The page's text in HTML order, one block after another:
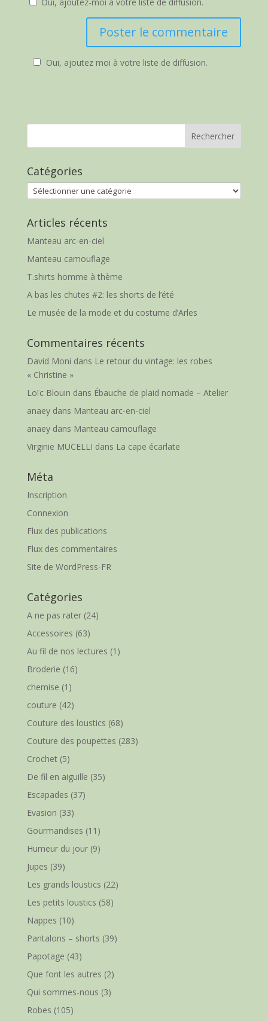
Oui, ajoutez moi à votre liste de diffusion.
Catégories
Catégories
Articles récents
Manteau arc-en-ciel
Manteau camouflage
T.shirts homme à thème
A bas les chutes #2: les shorts de l’été
Le musée de la mode et du costume d’Arles
Commentaires récents
David Moni dans Le retour du vintage: les robes
« Christine »
Loïc Blouin dans Ébauche de plaid nomade – Atelier
anaeydans Manteau arc-en-ciel
anaeydans Manteau camouflage
Virginie MUCELLI dans La cape écarlate
Méta
Inscription
Connexion
Flux des publications
Flux des commentaires
Site de WordPress-FR
Catégories
A ne pas rater(24)
Accessoires (63)
Au fil de nos lectures (1)
Broderie (16)
chemise (1)
couture (42)
Couture des loustics (68)
Couture des poupettes (283)
Crochet(5)
De fil en aiguille (35)
Escapades (37)
Evasion (33)
Gourmandises (11)
Humeur du jour(9)
Jupes (39)
Les grands loustics (22)
Les petits loustics (58)
Nappes (10)
Pantalons – shorts (39)
Papotage (43)
Que font les autres (2)
Qui sommes-nous (3)
Robes (105)